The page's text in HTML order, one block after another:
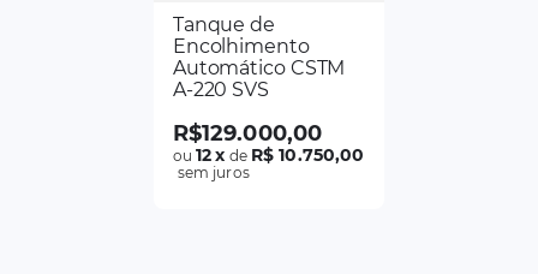
Tanque de
Encolhimento
Automático CSTM
A-220 SVS
R$129.000,00
ou12x de R$ 10.750,00
sem juros